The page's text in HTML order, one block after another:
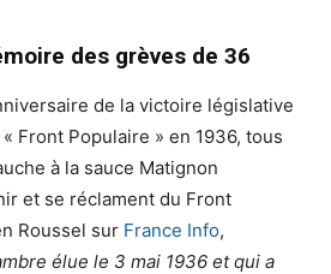
des grèves de 36
de la victoire législative
Front Populaire » en 1936, tous
à la sauce Matignon
et se réclament du Front
Roussel sur France Info,
élue le 3 mai 1936 et qui a